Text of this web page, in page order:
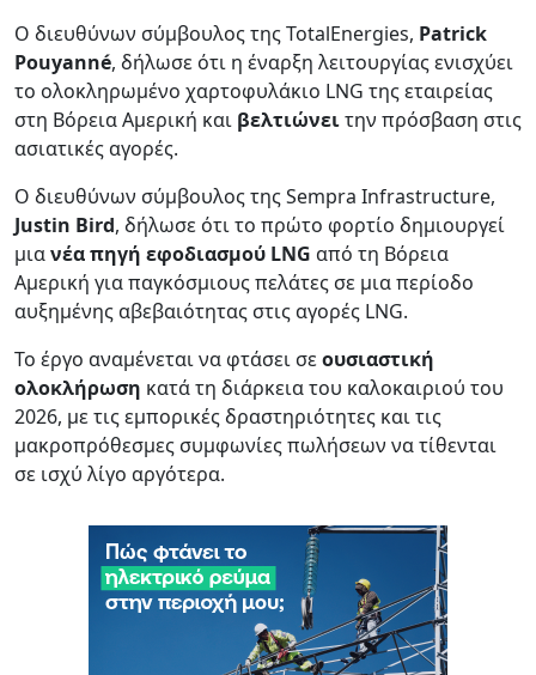
Ο διευθύνων σύμβουλος της TotalEnergies, Patrick
Pouyanné, δήλωσε ότι η έναρξη λειτουργίας ενισχύει
το ολοκληρωμένο χαρτοφυλάκιο LNG της εταιρείας
στη Βόρεια Αμερική και βελτιώνειτην πρόσβαση στις
ασιατικές αγορές.
Ο διευθύνων σύμβουλος της Sempra Infrastructure,
Justin Bird, δήλωσε ότι το πρώτο φορτίο δημιουργεί
μιανέα πηγή εφοδιασμού LNG από τη Βόρεια
Αμερική για παγκόσμιους πελάτες σε μια περίοδο
αυξημένης αβεβαιότητας στις αγορές LNG.
Το έργο αναμένεται να φτάσει σεουσιαστική
ολοκλήρωση κατά τη διάρκεια του καλοκαιριού του
2026, με τις εμπορικές δραστηριότητες και τις
μακροπρόθεσμες συμφωνίες πωλήσεων να τίθενται
σε ισχύ λίγο αργότερα.